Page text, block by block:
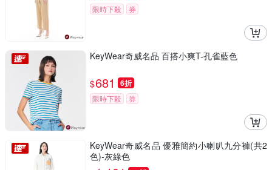
限時下殺 券
KeyWear奇威名品 百搭小爽T-孔雀藍色
$681 6折
限時下殺 券
KeyWear奇威名品 優雅簡約小喇叭九分褲(共2
色)-灰綠色